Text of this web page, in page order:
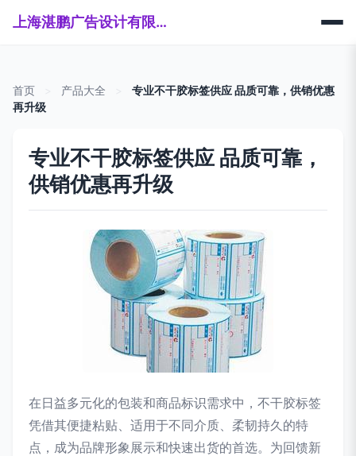
上海湛鹏广告设计有限公司
首页 产品大全
专业不干胶标签供应 品质可靠，供销优惠
再升级
专业不干胶标签供应 品质可靠，
供销优惠再升级
在日益多元化的包装和商品标识需求中，不干胶标签
凭借其便捷粘贴、适用于不同介质、柔韧持久的特
点，成为品牌形象展示和快速出货的首选。为回馈新